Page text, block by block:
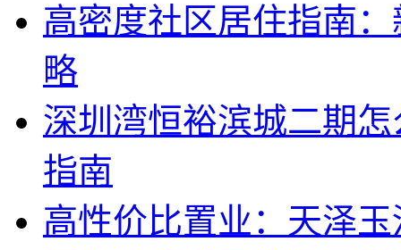
高密度社区居住指南
略
深圳湾恒裕滨城二期
指南
高性价比置业：天泽